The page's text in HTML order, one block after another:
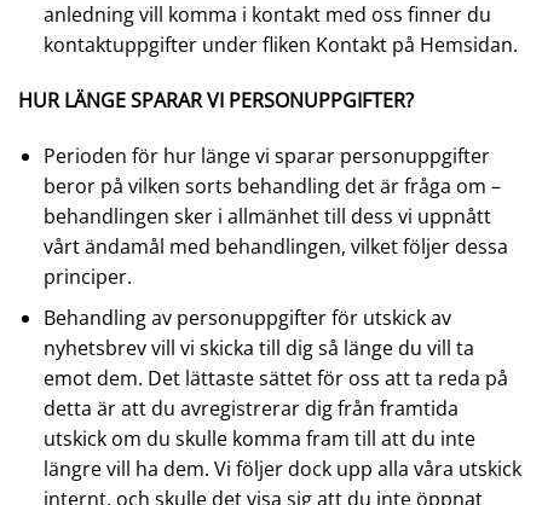
anledning vill komma i kontakt med oss finner du
kontaktuppgifter under fliken Kontakt på Hemsidan.
HUR LÄNGE SPARAR VI PERSONUPPGIFTER?
Perioden för hur länge vi sparar personuppgifter
beror på vilken sorts behandling det är fråga om –
behandlingen sker i allmänhet till dess vi uppnått
vårt ändamål med behandlingen, vilket följer dessa
principer.
Behandling av personuppgifter för utskick av
nyhetsbrev vill vi skicka till dig så länge du vill ta
emot dem. Det lättaste sättet för oss att ta reda på
detta är att du avregistrerar dig från framtida
utskick om du skulle komma fram till att du inte
längre vill ha dem. Vi följer dock upp alla våra utskick
internt, och skulle det visa sig att du inte öppnat